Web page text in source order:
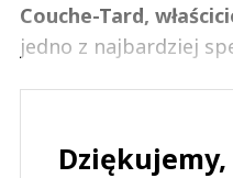
Couche-Tard,
jedno z najbardziej
Dziękujemy,